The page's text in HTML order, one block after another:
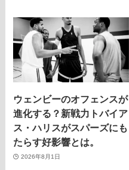
ウェンビーのオフェンスが
進化する？新戦力トバイア
ス・ハリスがスパーズにも
たらす好影響とは。
2026年8月1日